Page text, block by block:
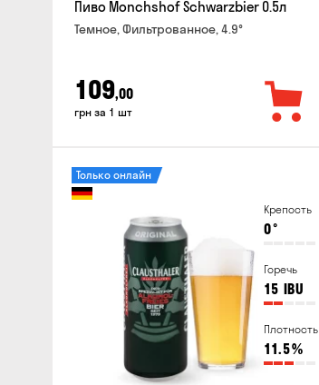
Пиво Monchshof Schwarzbier 0.5л
Темное, Фильтрованное, 4.9°
109,00
грн за 1 шт
Крепость
0°
Горечь
15 IBU
Плотность
11.5%
Только онлайн